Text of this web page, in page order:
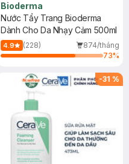
Bioderma
Nước Tẩy Trang Bioderma
Dành Cho Da Nhạy Cảm 500ml
4.9 (228)
874/tháng
73%
-31 %